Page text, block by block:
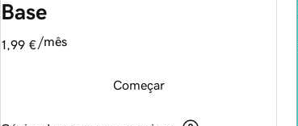
Base
1,99 € /mês
Começar